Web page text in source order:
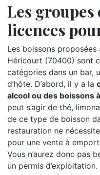
Les groupes
licences
Les boissons
Héricourt (70400) sont
catégories dans un bar,
d’hôte. D’abord, il y a la
alcool ou des boissons
peut s’agir de thé,
de ce type de boisson
restauration ne
pour une vente à
Vous n’aurez donc pas
un permis d’exploitation.